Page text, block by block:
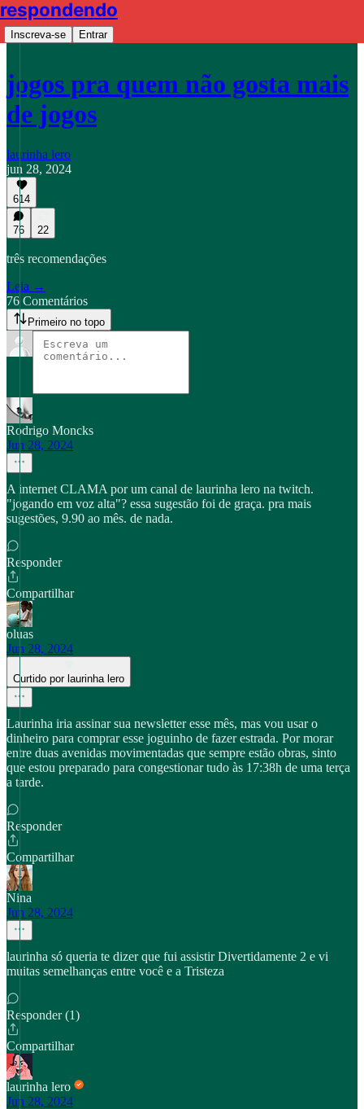
respondendo
Inscreva-se Entrar
jogos pra quem não gosta mais
de jogos
laurinha lero
jun 28, 2024
614
76 22
três recomendações
Leia →
76 Comentários
Primeiro no topo
Rodrigo Moncks
Jun 28, 2024
A internet CLAMA por um canal de laurinha lero na twitch.
"jogando em voz alta"? essa sugestão foi de graça. pra mais
sugestões, 9.90 ao mês. de nada.
Responder
Compartilhar
oluas
Jun 28, 2024
Curtido por laurinha lero
Laurinha iria assinar sua newsletter esse mês, mas vou usar o
dinheiro para comprar esse joguinho de fazer estrada. Por morar
entre duas avenidas movimentadas que sempre estão obras, sinto
que estou preparado para congestionar tudo às 17:38h de uma terça
a tarde.
Responder
Compartilhar
Nina
Jun 28, 2024
laurinha só queria te dizer que fui assistir Divertidamente 2 e vi
muitas semelhanças entre você e a Tristeza
Responder (1)
Compartilhar
laurinha lero
Jun 28, 2024